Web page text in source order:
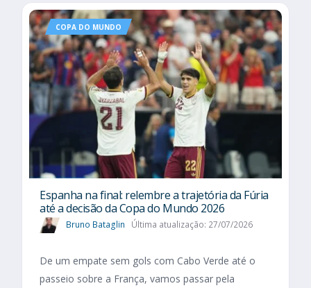
COPA DO MUNDO
Espanha na final: relembre a trajetória da Fúria
até a decisão da Copa do Mundo 2026
Bruno Bataglin Última atualização: 27/07/2026
De um empate sem gols com Cabo Verde até o
passeio sobre a França, vamos passar pela